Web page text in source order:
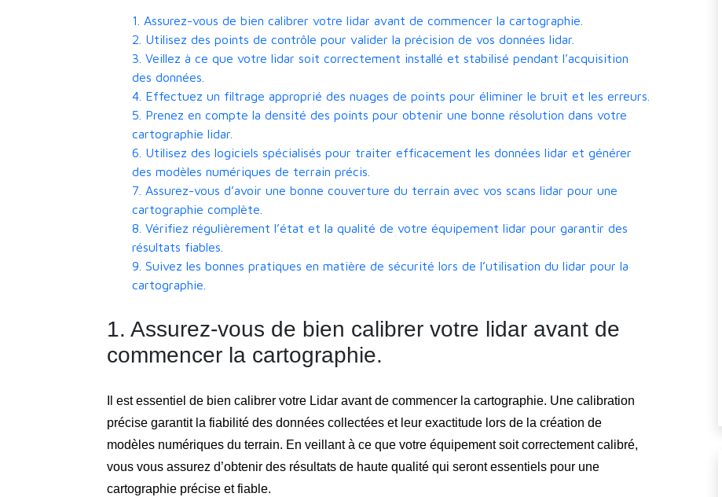
1. Assurez-vous de bien calibrer votre lidar avant de commencer la cartographie.
2. Utilisez des points de contrôle pour valider la précision de vos données lidar.
3. Veillez à ce que votre lidar soit correctement installé et stabilisé pendant l’acquisition
des données.
4. Effectuez un filtrage approprié des nuages de points pour éliminer le bruit et les erreurs.
5. Prenez en compte la densité des points pour obtenir une bonne résolution dans votre
cartographie lidar.
6. Utilisez des logiciels spécialisés pour traiter efficacement les données lidar et générer
des modèles numériques de terrain précis.
7. Assurez-vous d’avoir une bonne couverture du terrain avec vos scans lidar pour une
cartographie complète.
8. Vérifiez régulièrement l’état et la qualité de votre équipement lidar pour garantir des
résultats fiables.
9. Suivez les bonnes pratiques en matière de sécurité lors de l’utilisation du lidar pour la
cartographie.
1. Assurez-vous de bien calibrer votre lidar avant de
commencer la cartographie.
Il est essentiel de bien calibrer votre Lidar avant de commencer la cartographie. Une calibration
précise garantit la fiabilité des données collectées et leur exactitude lors de la création de
modèles numériques du terrain. En veillant à ce que votre équipement soit correctement calibré,
vous vous assurez d’obtenir des résultats de haute qualité qui seront essentiels pour une
cartographie précise et fiable.